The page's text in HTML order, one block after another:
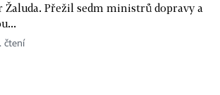
Žaluda. Přežil sedm ministrů dopravy a
čtení